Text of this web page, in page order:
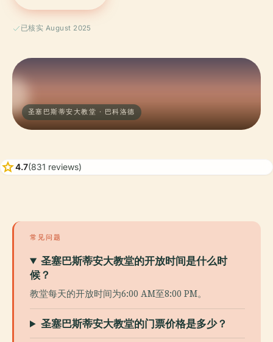
已核实 August 2025
圣塞巴斯蒂安大教堂 · 巴科洛德
star4.7(831 reviews)
常见问题
圣塞巴斯蒂安大教堂的开放时间是什么时
候？
教堂每天的开放时间为6:00 AM至8:00 PM。
圣塞巴斯蒂安大教堂的门票价格是多少？